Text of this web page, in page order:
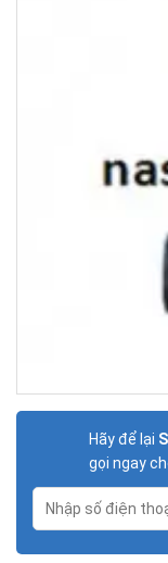
Hãy để lại
gọi ngay